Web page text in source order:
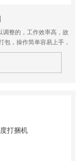
调整的，工作效率高，故
包，操作简单容易上手，
的拖拉机带动。